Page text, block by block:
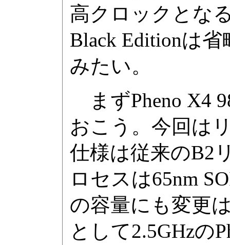
高クロックとな
Black Editionは
みたい。
まずPheno X4
おこう。今回は
仕様は従来のB2
ロセスは65nm
の容量にも変更
として2.5GHzの